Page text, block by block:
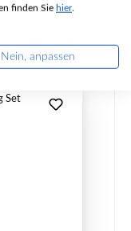
eingestellt
finden Sie hier.
Nein, anpassen